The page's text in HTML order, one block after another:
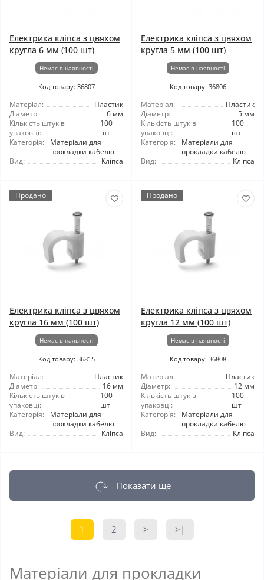
Електрика кліпса з цвяхом
кругла 6 мм (100 шт)
Немає в наявності
Код товару: 36807
Матеріал:
Пластик
Діаметр:
6 мм
Кількість штук в
упаковці:
100
шт
Категорія:
Матеріали для
прокладки кабелю
Вид:
Кліпса
Електрика кліпса з цвяхом
кругла 5 мм (100 шт)
Немає в наявності
Код товару: 36806
Матеріал:
Пластик
Діаметр:
5 мм
Кількість штук в
упаковці:
100
шт
Категорія:
Матеріали для
прокладки кабелю
Вид:
Кліпса
Продано
Електрика кліпса з цвяхом
кругла 16 мм (100 шт)
Немає в наявності
Код товару: 36815
Матеріал:
Пластик
Діаметр:
16 мм
Кількість штук в
упаковці:
100
шт
Категорія:
Матеріали для
прокладки кабелю
Вид:
Кліпса
Продано
Електрика кліпса з цвяхом
кругла 12 мм (100 шт)
Немає в наявності
Код товару: 36808
Матеріал:
Пластик
Діаметр:
12 мм
Кількість штук в
упаковці:
100
шт
Категорія:
Матеріали для
прокладки кабелю
Вид:
Кліпса
Показати ще
1 2 > >|
Матеріали для прокладки